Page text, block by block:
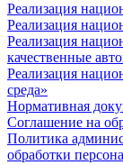
Реализация
Реализация
Реализация
качественные
Реализация
среда»
Нормативная
Соглашение на
Политика
обработки